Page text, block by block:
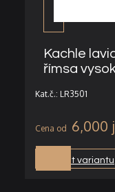
Kachle
římsa
Kat.č.: LR3501
6,000
Vybrat variantu